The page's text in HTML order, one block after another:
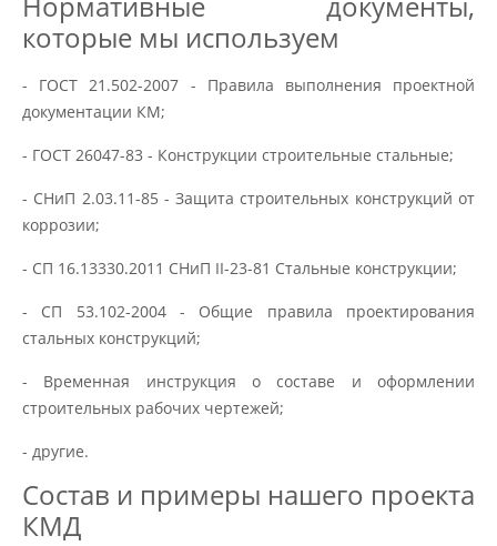
которые мы используем
- ГОСТ 21.502-2007 - Правила выполнения проектной
документации КМ;
- ГОСТ 26047-83 - Конструкции строительные стальные;
- СНиП 2.03.11-85 - Защита строительных конструкций от
коррозии;
- СП 16.13330.2011 СНиП II-23-81 Стальные конструкции;
- СП 53.102-2004 - Общие правила проектирования
стальных конструкций;
- Временная инструкция о составе и оформлении
строительных рабочих чертежей;
- другие.
Состав и примеры нашего проекта
КМД